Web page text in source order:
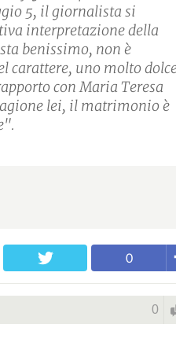
5, il giornalista si
interpretazione della
benissimo, non è
carattere, uno molto
con Maria Teresa
lei, il matrimonio è
0
0